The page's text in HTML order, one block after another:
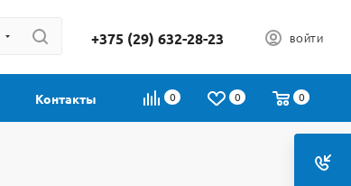
+375 (29) 632-28-23 ВОЙТИ
0 0 0
Контакты